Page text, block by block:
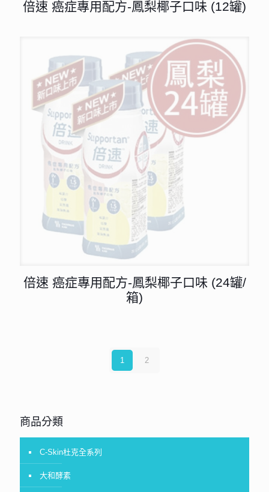
倍速 癌症專用配方-鳳梨椰子口味 (12罐)
倍速 癌症專用配方-鳳梨椰子口味 (24罐/
箱)
1 2
商品分類
C-Skin杜克全系列
大和酵素